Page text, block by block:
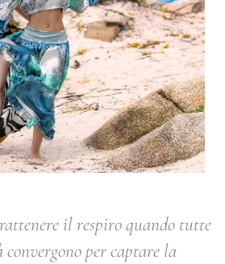
il respiro quando tutte
convergono per captare la